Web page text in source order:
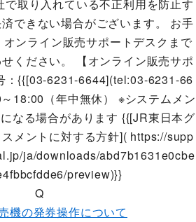
取り入れている不正利用を防止す
できない場合がございます。 お手
ンライン販売サポートデスクまで
ください。 【オンライン販売サポ
：{{[03-6231-6644](tel:03-6231-66
18:00（年中無休） ※システムメン
なる場合があります {{[JR東日本グ
メントに対する方針]( https://supp
ja/downloads/abd7b1631e0cbe
preview)}}
Q
機の発券操作について